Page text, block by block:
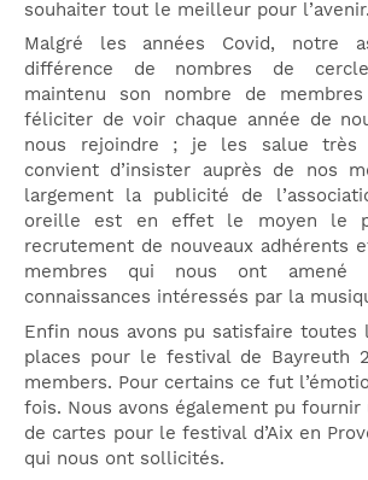
souhaiter tout le meilleur pour l’avenir.
Malgré les années Covid, notre
différence de nombres de
maintenu son nombre de
féliciter de voir chaque année de
nous rejoindre ; je les salue très
convient d’insister auprès de nos
largement la publicité de
oreille est en effet le moyen le
recrutement de nouveaux adhérents
membres qui nous ont amené
connaissances intéressés par la
Enfin nous avons pu satisfaire toutes
places pour le festival de Bayreuth
members. Pour certains ce fut
fois. Nous avons également pu fournir
de cartes pour le festival d’Aix en
qui nous ont sollicités.